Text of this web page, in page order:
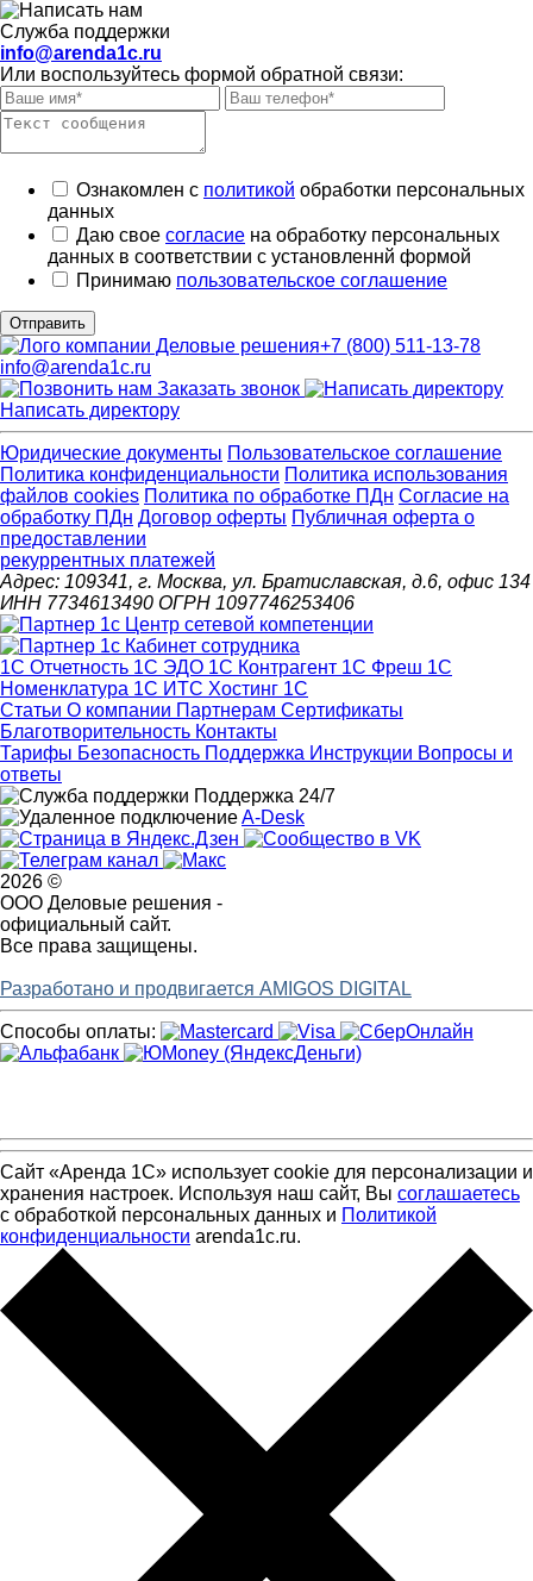
Служба поддержки
info@arenda1c.ru
Или воспользуйтесь формой обратной связи:
Ознакомлен с политикой обработки персональных
данных
Даю свое согласие на обработку персональных
данных в соответствии с установленнй формой
Принимаю пользовательское соглашение
Отправить
+7 (800) 511-13-78
info@arenda1c.ru
Заказать звонок
Написать директору
Юридические документы Пользовательское соглашение
Политика конфиденциальности Политика использования
файлов cookies Политика по обработке ПДн Cогласие на
обработку ПДн Договор оферты Публичная оферта о
предоставлении
рекуррентных платежей
Адрес: 109341, г. Москва, ул. Братиславская, д.6, офис 134
ИНН 7734613490 ОГРН 1097746253406
1С Отчетность 1С ЭДО 1С Контрагент 1С Фреш 1С
Номенклатура 1С ИТС Хостинг 1С
Статьи О компании Партнерам Сертификаты
Благотворительность Контакты
Тарифы Безопасность Поддержка Инструкции Вопросы и
ответы
Поддержка 24/7
A-Desk
2026 ©
ООО Деловые решения -
официальный сайт.
Все права защищены.
Разработано и продвигается AMIGOS DIGITAL
Способы оплаты:
Сайт «Аренда 1С» использует cookie для персонализации и
хранения настроек. Используя наш сайт, Вы соглашаетесь
с обработкой персональных данных и Политикой
конфиденциальности arenda1c.ru.